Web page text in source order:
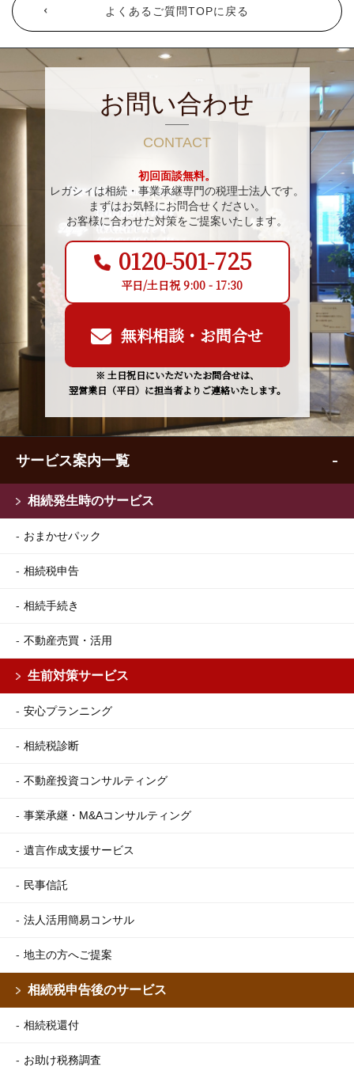
よくあるご質問TOPに戻る
お問い合わせ
CONTACT
初回面談無料。
レガシィは相続・事業承継専門の税理士法人です。
まずはお気軽にお問合せください。
お客様に合わせた対策をご提案いたします。
0120-501-725
平日/土日祝 9:00 - 17:30
無料相談・お問合せ
※ 土日祝日にいただいたお問合せは、
翌営業日（平日）に担当者よりご連絡いたします。
サービス案内一覧
相続発生時のサービス
おまかせパック
相続税申告
相続手続き
不動産売買・活用
生前対策サービス
安心プランニング
相続税診断
不動産投資コンサルティング
事業承継・M&Aコンサルティング
遺言作成支援サービス
民事信託
法人活用簡易コンサル
地主の方へご提案
相続税申告後のサービス
相続税還付
お助け税務調査